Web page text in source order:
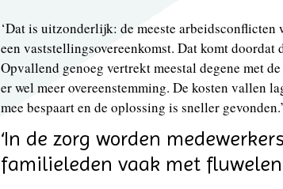
‘Dat is uitzonderlijk: de meeste
een vaststellingsovereenkomst. Dat komt
Opvallend genoeg vertrekt meestal degene met
er wel meer overeenstemming. De kosten vallen
mee bespaart en de oplossing is sneller gevonden.’
‘In de zorg worden
familieleden vaak met